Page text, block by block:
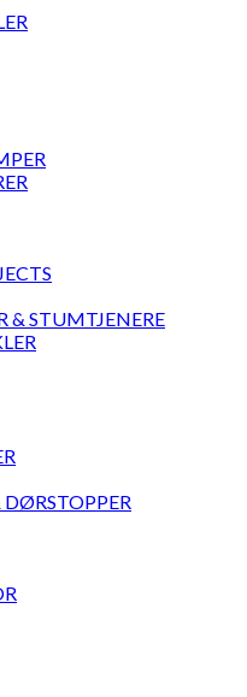
& STUMTJENERE